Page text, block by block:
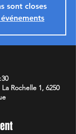
sont closes
Rochelle 1, 6250